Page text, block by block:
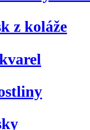
z koláže